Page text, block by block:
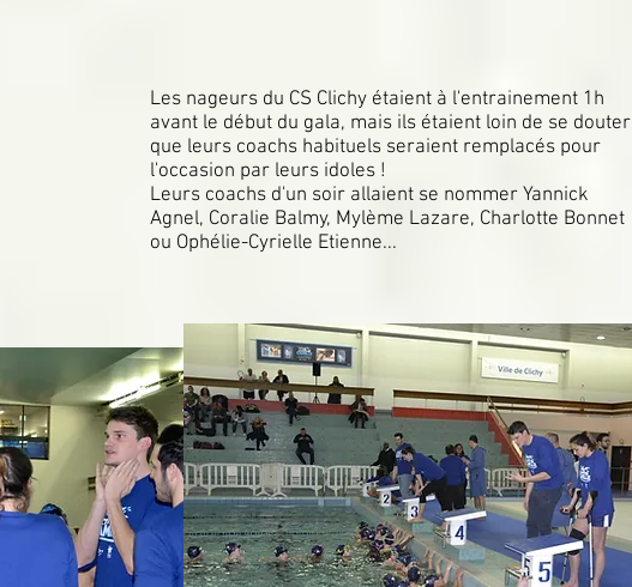
Les nageurs du CS Clichy étaient à l'entrainement 1h
avant le début du gala, mais ils étaient loin de se douter
que leurs coachs habituels seraient remplacés pour
l'occasion par leurs idoles !
Leurs coachs d'un soir allaient se nommer Yannick
Agnel, Coralie Balmy, Mylème Lazare, Charlotte Bonnet
ou Ophélie-Cyrielle Etienne...